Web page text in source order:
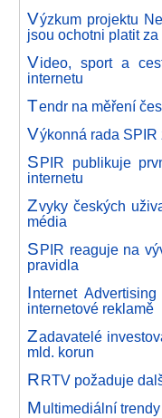
Výzkum projektu
jsou ochotni platit
Video, sport a
internetu
Tendr na měření
Výkonná rada
SPIR publikuje
internetu
Zvyky českých
média
SPIR reaguje na
pravidla
Internet
internetové reklamě
Zadavatelé
mld. korun
RRTV požaduje
Multimediální